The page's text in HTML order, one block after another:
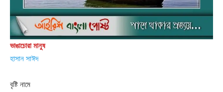
ভাঙাচোরা মানুষ
হাসান সাঈদ
বৃষ্টি নামে